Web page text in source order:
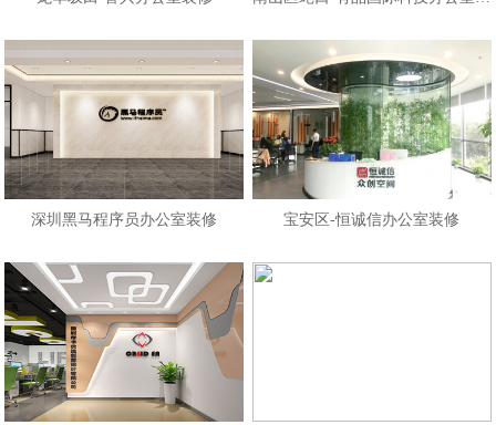
深圳黑马程序员办公室装修 宝安区-恒诚信办公室装修